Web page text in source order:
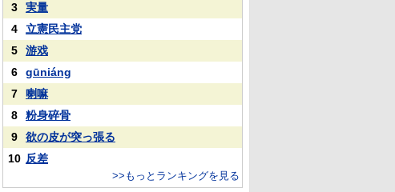
3
実量
4
立憲民主党
5
游戏
6
gūniáng
7
喇嘛
8
粉身碎骨
9
欲の皮が突っ張る
10 反差
>>もっとランキングを見る